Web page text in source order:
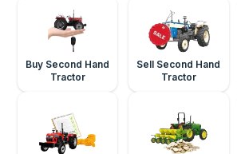
Buy Second Hand
Tractor
Sell Second Hand
Tractor